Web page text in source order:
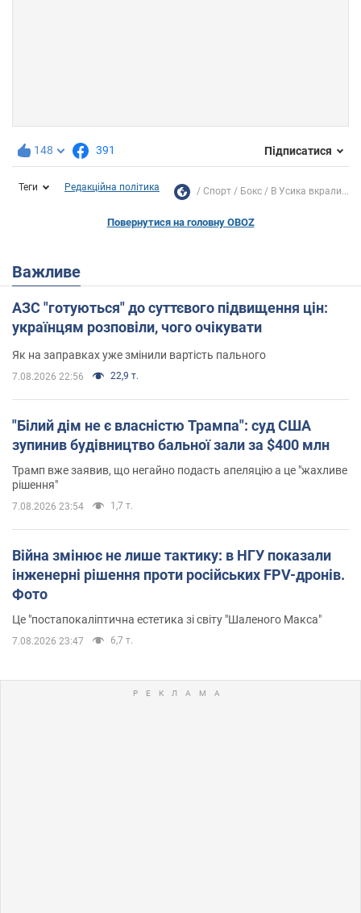
148 391 Підписатися
Теги Редакційна політика Спорт Бокс В Усика вкрали...
Повернутися на головну OBOZ
Важливе
АЗС "готуються" до суттєвого підвищення цін:
українцям розповіли, чого очікувати
Як на заправках уже змінили вартість пального
7.08.2026 22:56 22,9 т.
"Білий дім не є власністю Трампа": суд США
зупинив будівництво бальної зали за $400 млн
Трамп вже заявив, що негайно подасть апеляцію а це "жахливе
рішення"
7.08.2026 23:54 1,7 т.
Війна змінює не лише тактику: в НГУ показали
інженерні рішення проти російських FPV-дронів.
Фото
Це "постапокаліптична естетика зі світу "Шаленого Макса"
7.08.2026 23:47 6,7 т.